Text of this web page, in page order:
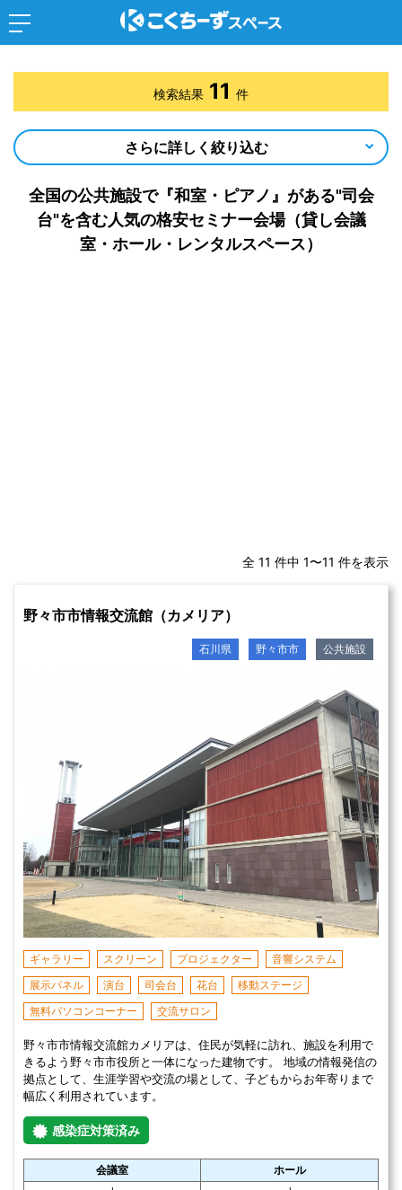
全国の公共施設で『和室・ピアノ』がある"司会
台"を含む人気の格安セミナー会場（貸し会議
室・ホール・レンタルスペース）
全 11 件中 1〜11 件を表示
野々市市情報交流館（カメリア）
石川県 野々市市 公共施設
ギャラリー スクリーン プロジェクター
音響システム
展示パネル
演台 司会台 花台
移動ステージ
無料パソコンコーナー
交流サロン
野々市市情報交流館カメリアは、住民が気軽に訪れ、施設を利用で
きるよう野々市市役所と一体になった建物です。 地域の情報発信の
拠点として、生涯学習や交流の場として、子どもからお年寄りまで
幅広く利用されています。
感染症対策済み
会議室
ホール
検索結果 11 件
さらに詳しく絞り込む